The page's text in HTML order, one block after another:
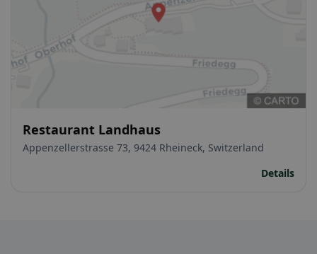
Restaurant Landhaus
Appenzellerstrasse 73, 9424 Rheineck, Switzerland
Details